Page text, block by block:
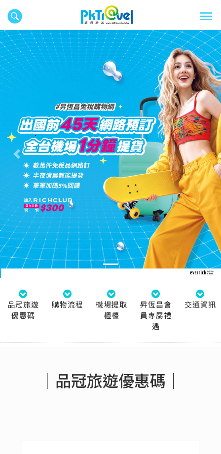
往前 往後
品冠旅遊
優惠碼
購物流程
機場提取
櫃檯
昇恆昌會
員專屬禮
遇
交通資訊
｜品冠旅遊優惠碼｜